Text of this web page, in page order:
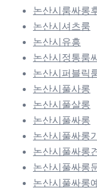
논산시룸싸롱
논산시셔츠룸
논산시유흥
논산시정통룸
논산시퍼블릭
논산시풀사롱
논산시풀살롱
논산시풀싸롱
논산시풀싸롱
논산시풀싸롱
논산시풀싸롱
논산시풀싸롱